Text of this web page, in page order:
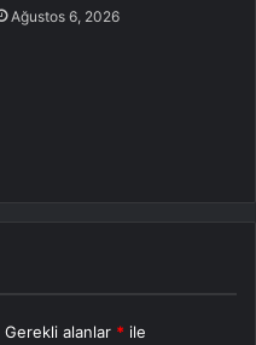
Ağustos 6, 2026
Gerekli alanlar * ile